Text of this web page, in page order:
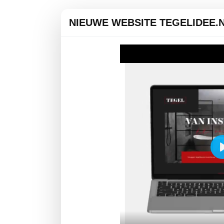
NIEUWE WEBSITE